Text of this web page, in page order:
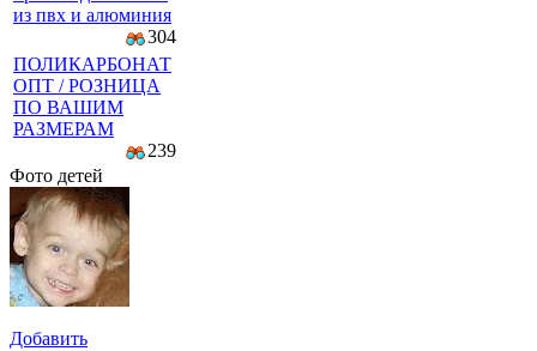
из пвх и алюминия
304
ПОЛИКАРБОНАТ
ОПТ / РОЗНИЦА
ПО ВАШИМ
РАЗМЕРАМ
239
Фото детей
Добавить